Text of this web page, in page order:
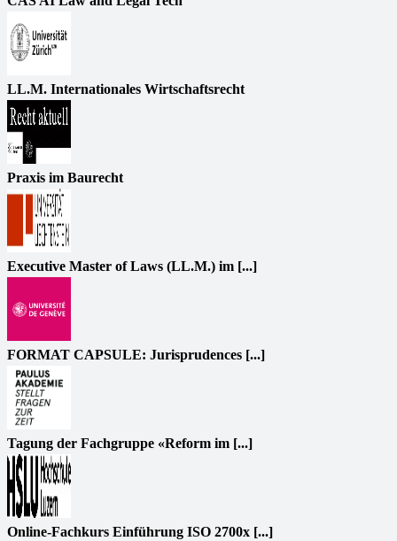
LL.M. Internationales Wirtschaftsrecht
Praxis im Baurecht
Executive Master of Laws (LL.M.) im [...]
FORMAT CAPSULE: Jurisprudences [...]
Tagung der Fachgruppe «Reform im [...]
Online-Fachkurs Einführung ISO 2700x [...]